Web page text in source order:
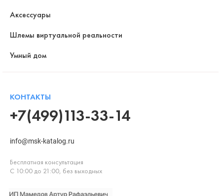
Аксессуары
Шлемы виртуальной реальности
Умный дом
КОНТАКТЫ
+7(499)113-33-14
info@msk-katalog.ru
Бесплатная консультация
С 10:00 до 21:00, без выходных